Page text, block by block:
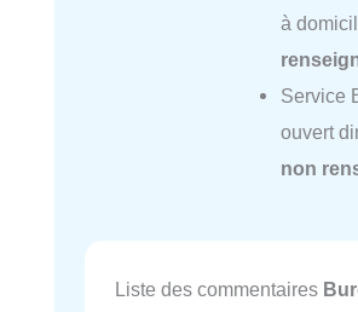
à
Service
ouvert
non
Liste des commentaires